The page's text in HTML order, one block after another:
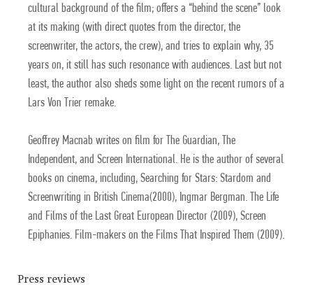
cultural background of the film; offers a “behind the scene” look
at its making (with direct quotes from the director, the
screenwriter, the actors, the crew), and tries to explain why, 35
years on, it still has such resonance with audiences. Last but not
least, the author also sheds some light on the recent rumors of a
Lars Von Trier remake.
Geoffrey Macnab writes on film for The Guardian, The
Independent, and Screen International. He is the author of several
books on cinema, including, Searching for Stars: Stardom and
Screenwriting in British Cinema(2000), Ingmar Bergman. The Life
and Films of the Last Great European Director (2009), Screen
Epiphanies. Film-makers on the Films That Inspired Them (2009).
Press reviews